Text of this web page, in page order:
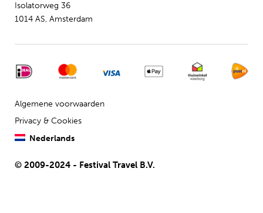
Isolatorweg 36
1014 AS, Amsterdam
Algemene voorwaarden
Privacy & Cookies
Nederlands
© 2009-2024 - Festival Travel B.V.